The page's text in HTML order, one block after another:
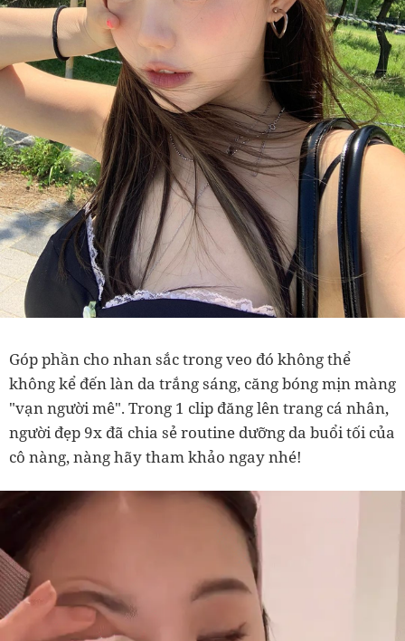
Góp phần cho nhan sắc trong veo đó không thể
không kể đến làn da trắng sáng, căng bóng mịn màng
"vạn người mê". Trong 1 clip đăng lên trang cá nhân,
người đẹp 9x đã chia sẻ routine dưỡng da buổi tối của
cô nàng, nàng hãy tham khảo ngay nhé!